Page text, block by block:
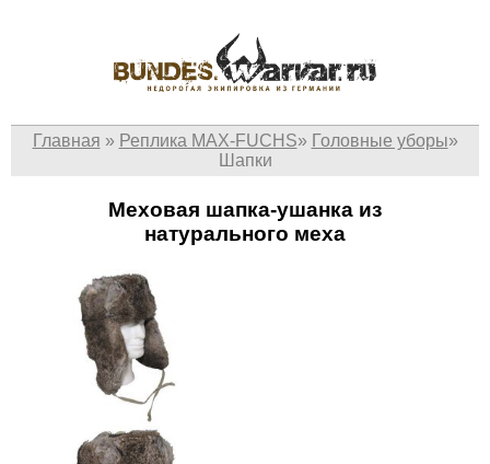
Главная » Реплика MAX-FUCHS» Головные уборы»
Шапки
Меховая шапка-ушанка из
натурального меха